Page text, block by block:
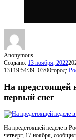
Anonymous
Создано: 13 ноября, 2022
13T19:54:39+03:00город:
На предстоящей
первый снег
На предстоящей неделе в
четверг, 17 ноября,